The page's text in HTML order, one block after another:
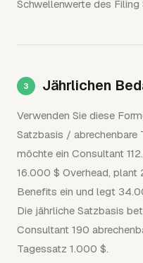
Schwellenwerte des Filing
Jährlichen
Verwenden Sie diese
Satzbasis / abrechenbare
möchte ein Consultant
16.000 $ Overhead,
Benefits ein und legt
Die jährliche Satzbasis
Consultant 190
Tagessatz 1.000 $.